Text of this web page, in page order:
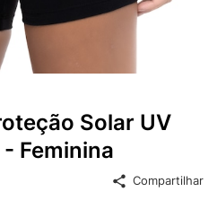
Solar UV
Feminina
Compartilhar